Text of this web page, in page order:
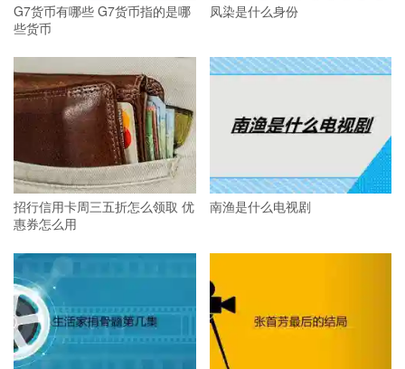
G7货币有哪些 G7货币指的是哪
些货币
凤染是什么身份
招行信用卡周三五折怎么领取 优
惠券怎么用
南渔是什么电视剧